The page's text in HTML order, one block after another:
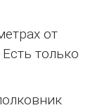
от
только